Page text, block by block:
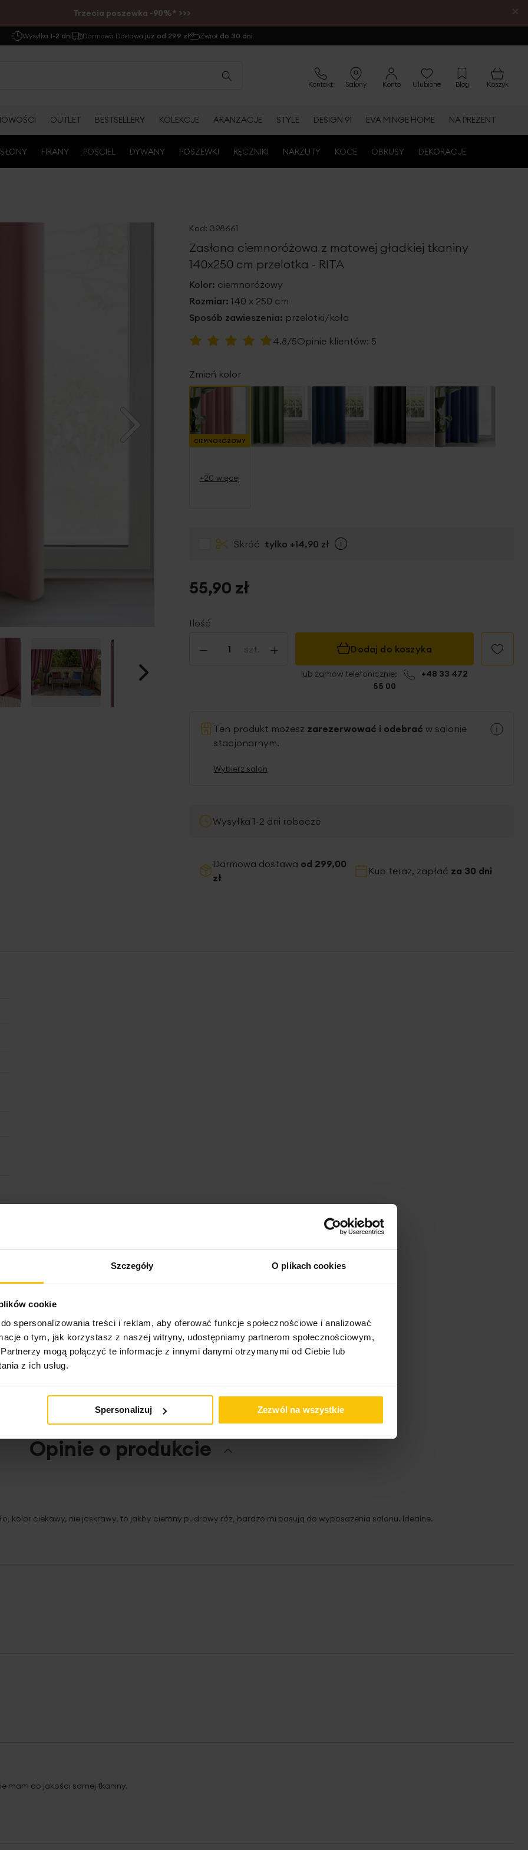
Szczegóły O plikach cookies
cookie
spersonalizowania treści i reklam, aby oferować funkcje społecznościowe i analizować
o tym, jak korzystasz z naszej witryny, udostępniamy partnerom społecznościowym,
mogą połączyć te informacje z innymi danymi otrzymanymi od Ciebie lub
z ich usług.
Spersonalizuj Zezwól na wszystkie
Trzecia poszewka -90%* >>> ×
Wysyłka 1-2 dni Darmowa Dostawa już od 299 zł Zwrot do 30 dni
Kontakt Salony Konto Ulubione Blog Koszyk
OUTLET BESTSELLERY KOLEKCJE ARANŻACJE STYLE DESIGN 91 EVA MINGE HOME NA PREZENT
FIRANY POŚCIEL DYWANY POSZEWKI RĘCZNIKI NARZUTY KOCE OBRUSY DEKORACJE
Kod: 398661
Zasłona ciemnoróżowa z matowej gładkiej tkaniny
140x250 cm przelotka - RITA
Kolor: ciemnoróżowy
Rozmiar: 140 x 250 cm
Sposób zawieszenia: przelotki/koła
Ocena:
4.8/5Opinie klientów: 5
Zmień kolor
CIEMNORÓŻOWY
+20 więcej
Skróć tylko +14,90 zł
Ilość
- szt. +
55,90 zł
Dodaj do koszyka
lub zamów telefonicznie:
+48 33 472
55 00
Ten produkt możesz zarezerwować i odebrać w salonie
stacjonarnym.
Wybierz salon
Wysyłka 1-2 dni robocze
Darmowa dostawa od 299,00
zł
Kup teraz, zapłać za 30 dni
Opinie o produkcie
kolor ciekawy, nie jaskrawy, to jakby ciemny pudrowy róż, bardzo mi pasują do wyposażenia salonu. Idealne.
mam do jakości samej tkaniny.